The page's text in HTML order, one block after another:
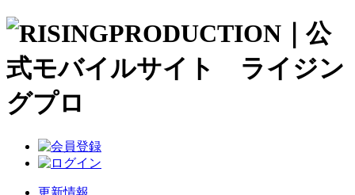
更新情報